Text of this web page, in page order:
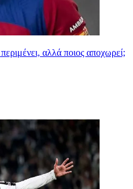
αλλά ποιος αποχωρεί;